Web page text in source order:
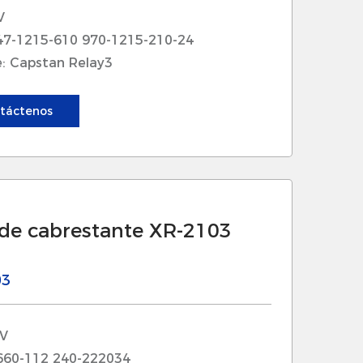
crucero a larga distancia. Ayudan
largos sin la necesidad de
3
1215-610 970-1215-210-24
Capstan Relay3
cabrestante XR-2103
112 240-222034